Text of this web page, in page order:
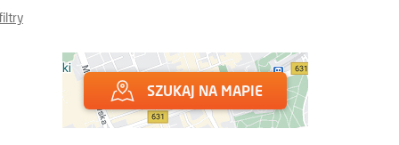
SZUKAJ NA MAPIE